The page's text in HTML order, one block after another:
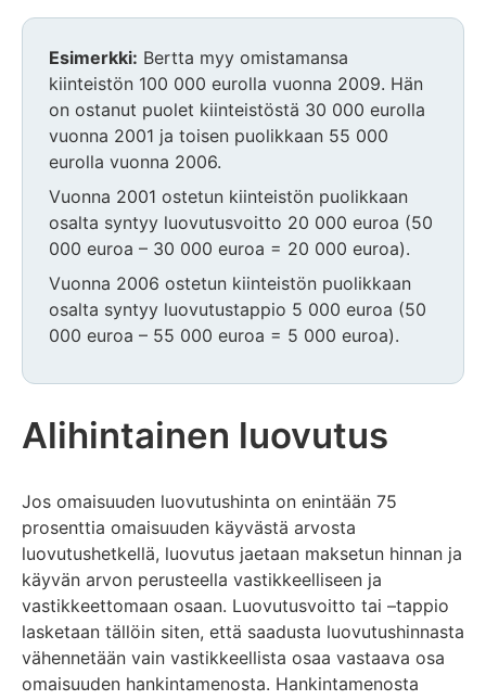
Esimerkki: Bertta myy omistamansa
kiinteistön 100 000 eurolla vuonna 2009. Hän
on ostanut puolet kiinteistöstä 30 000 eurolla
vuonna 2001 ja toisen puolikkaan 55 000
eurolla vuonna 2006.
Vuonna 2001 ostetun kiinteistön puolikkaan
osalta syntyy luovutusvoitto 20 000 euroa (50
000 euroa – 30 000 euroa = 20 000 euroa).
Vuonna 2006 ostetun kiinteistön puolikkaan
osalta syntyy luovutustappio 5 000 euroa (50
000 euroa – 55 000 euroa = 5 000 euroa).
Alihintainen luovutus
Jos omaisuuden luovutushinta on enintään 75
prosenttia omaisuuden käyvästä arvosta
luovutushetkellä, luovutus jaetaan maksetun hinnan ja
käyvän arvon perusteella vastikkeelliseen ja
vastikkeettomaan osaan. Luovutusvoitto tai –tappio
lasketaan tällöin siten, että saadusta luovutushinnasta
vähennetään vain vastikkeellista osaa vastaava osa
omaisuuden hankintamenosta. Hankintamenosta